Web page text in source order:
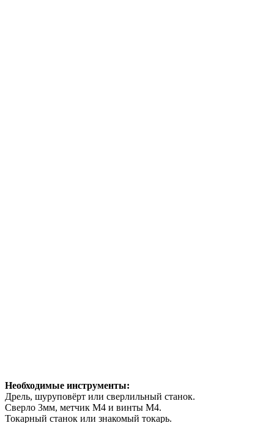
Необходимые инструменты:
Дрель, шуруповёрт или сверлильный станок.
Сверло 3мм, метчик М4 и винты М4.
Токарный станок или знакомый токарь.